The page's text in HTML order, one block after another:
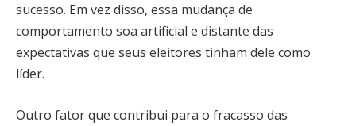
sucesso. Em vez disso, essa mudança de
comportamento soa artificial e distante das
expectativas que seus eleitores tinham dele como
líder.
Outro fator que contribui para o fracasso das